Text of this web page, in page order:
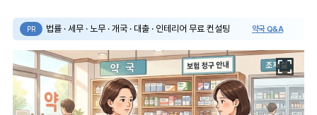
PR 법률 · 세무 · 노무 · 개국 · 대출 · 인테리어 무료 컨설팅 약국 Q&A